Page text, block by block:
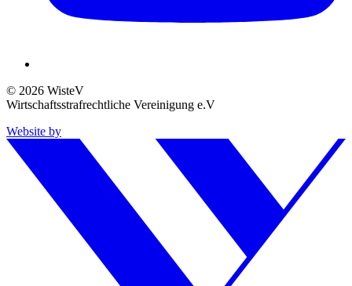
© 2026 WisteV
Wirtschaftsstrafrechtliche Vereinigung e.V
Website by